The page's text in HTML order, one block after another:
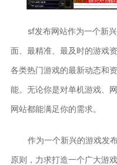
sf发布网站作为一个新
面、最精准、最及时的游戏
各类热门游戏的最新动态和
能。无论你是对单机游戏、
网站都能满足你的需求。
作为一个新兴的游戏发
原则，力求打造一个广大游